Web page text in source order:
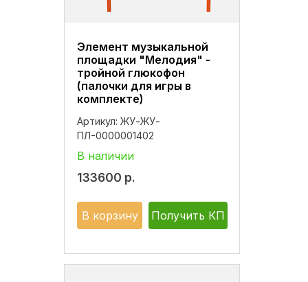
Элемент музыкальной
площадки "Мелодия" -
тройной глюкофон
(палочки для игры в
комплекте)
Артикул: ЖУ-ЖУ-
ПЛ-0000001402
В наличии
133600 р.
В корзину Получить КП